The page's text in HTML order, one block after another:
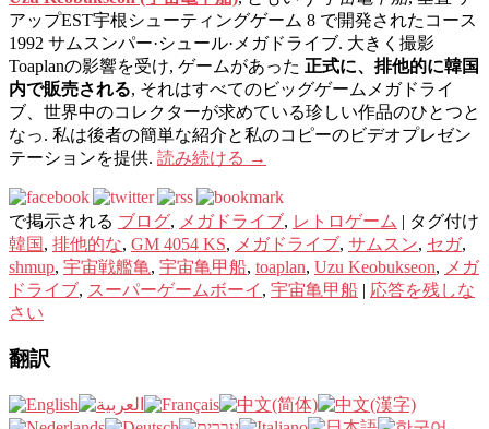
アップEST宇根シューティングゲーム 8 で開発されたコース
1992 サムスンパー·シュール·メガドライブ. 大きく撮影
Toaplanの影響を受け, ゲームがあった 正式に、排他的に韓国
内で販売される, それはすべてのビッグゲームメガドライ
ブ、世界中のコレクターが求めている珍しい作品のひとつと
なっ. 私は後者の簡単な紹介と私のコピーのビデオプレゼン
テーションを提供. 読み続ける →
で掲示される ブログ, メガドライブ, レトロゲーム | タグ付け
韓国 , 排他的な, GM 4054 KS, メガドライブ, サムスン, セガ,
shmup, 宇宙戦艦亀, 宇宙亀甲船, toaplan, Uzu Keobukseon, メガ
ドライブ, スーパーゲームボーイ , 宇宙亀甲船 | 応答を残しな
さい
翻訳